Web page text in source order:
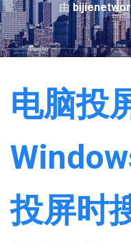
由
电脑投
投屏时